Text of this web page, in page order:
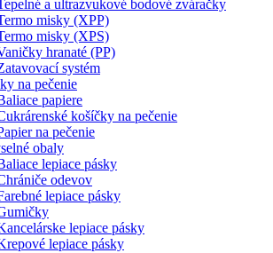
a ultrazvukové bodové zváračky
misky (XPP)
misky (XPS)
hranaté (PP)
systém
na pečenie
papiere
košíčky na pečenie
na pečenie
obaly
lepiace pásky
odevov
lepiace pásky
lepiace pásky
lepiace pásky